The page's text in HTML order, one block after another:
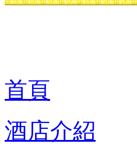
首頁
酒店介紹